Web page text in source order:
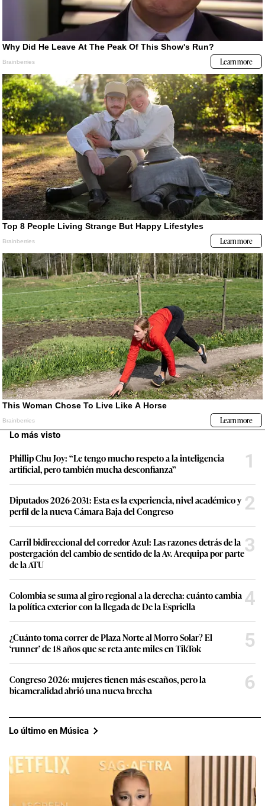
Lo más visto
Phillip Chu Joy: “Le tengo mucho respeto a la inteligencia
artificial, pero también mucha desconfianza”
1
Diputados 2026-2031: Esta es la experiencia, nivel académico y
perfil de la nueva Cámara Baja del Congreso
2
Carril bidireccional del corredor Azul: Las razones detrás de la
postergación del cambio de sentido de la Av. Arequipa por parte
de la ATU
3
Colombia se suma al giro regional a la derecha: cuánto cambia
la política exterior con la llegada de De la Espriella
4
¿Cuánto toma correr de Plaza Norte al Morro Solar? El
‘runner’ de 18 años que se reta ante miles en TikTok
5
Congreso 2026: mujeres tienen más escaños, pero la
bicameralidad abrió una nueva brecha
6
Lo último en Música